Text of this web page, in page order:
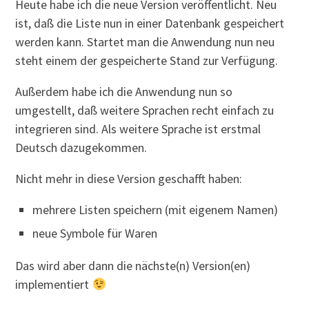
Heute habe ich die neue Version veröffentlicht. Neu
ist, daß die Liste nun in einer Datenbank gespeichert
werden kann. Startet man die Anwendung nun neu
steht einem der gespeicherte Stand zur Verfügung.
Außerdem habe ich die Anwendung nun so
umgestellt, daß weitere Sprachen recht einfach zu
integrieren sind. Als weitere Sprache ist erstmal
Deutsch dazugekommen.
Nicht mehr in diese Version geschafft haben:
mehrere Listen speichern (mit eigenem Namen)
neue Symbole für Waren
Das wird aber dann die nächste(n) Version(en)
implementiert